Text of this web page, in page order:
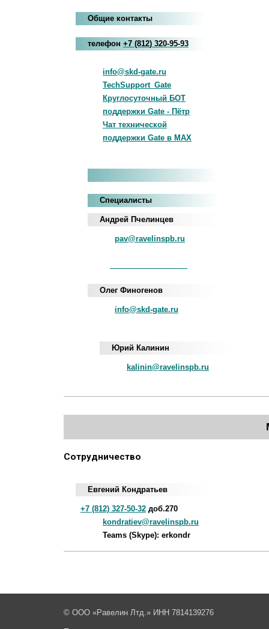
Общие контакты
телефон +7 (812) 320-95-93
info@skd-gate.ru
TechSupport_Gate
Круглосуточный БОТ
поддержки Gate - Пётр
Чат технической
поддержки Gate в MAX
Специалисты
Андрей Пчелинцев
pav@ravelinspb.ru
Олег Финогенов
info@skd-gate.ru
Юрий Калинин
kalinin@ravelinspb.ru
Сотрудничество
Евгений Кондратьев
+7 (812) 327-50-32 доб.270
kondratiev@ravelinspb.ru
Teams (Skype): erkondr
© ООО «Равелин Лтд.» ИНН 7814139276